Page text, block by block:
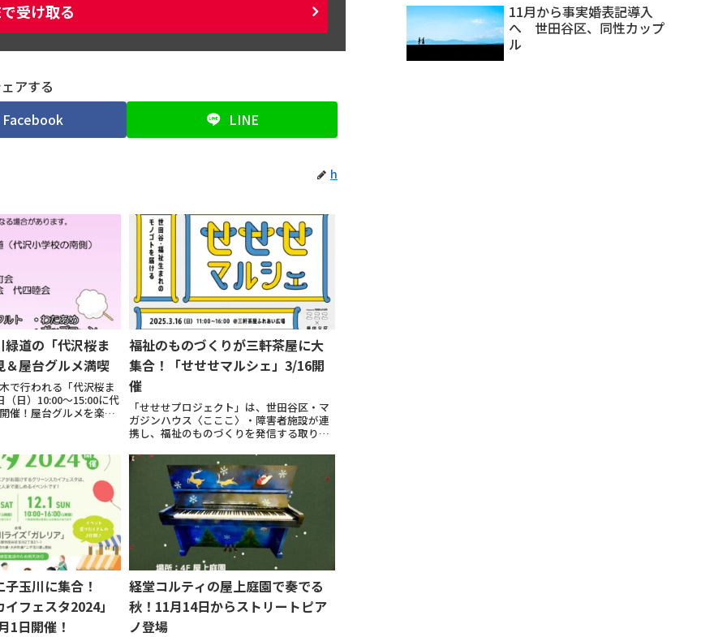
受け取る
アする
Facebook
LINE
h
道の「代沢桜ま
＆屋台グルメ満喫
で行われる「代沢桜ま
（日）10:00～15:00に代
催！屋台グルメを楽し
川緑道（代沢小学...
福祉のものづくりが三軒茶屋に大
集合！「せせせマルシェ」3/16開
催
「せせせプロジェクト」は、世田谷区・マ
ガジンハウス〈こここ〉・障害者施設が連
携し、福祉のものづくりを発信する取り組
場で「せせせマルシェ」を開催。世田谷区
内の12施設が出店し、お菓子や雑貨などを
玉川に集合！
フェスタ2024」
1日開催！
経堂コルティの屋上庭園で奏でる
秋！11月14日からストリートピア
ノ登場
11月から事実婚表記導入
へ 世田谷区、同性カップ
ル